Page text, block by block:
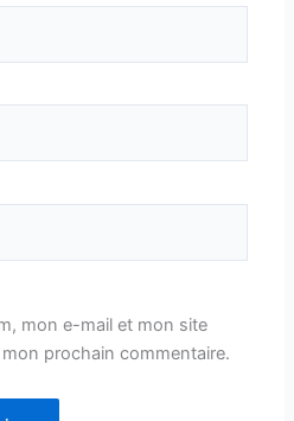
mon e-mail et mon site
prochain commentaire.